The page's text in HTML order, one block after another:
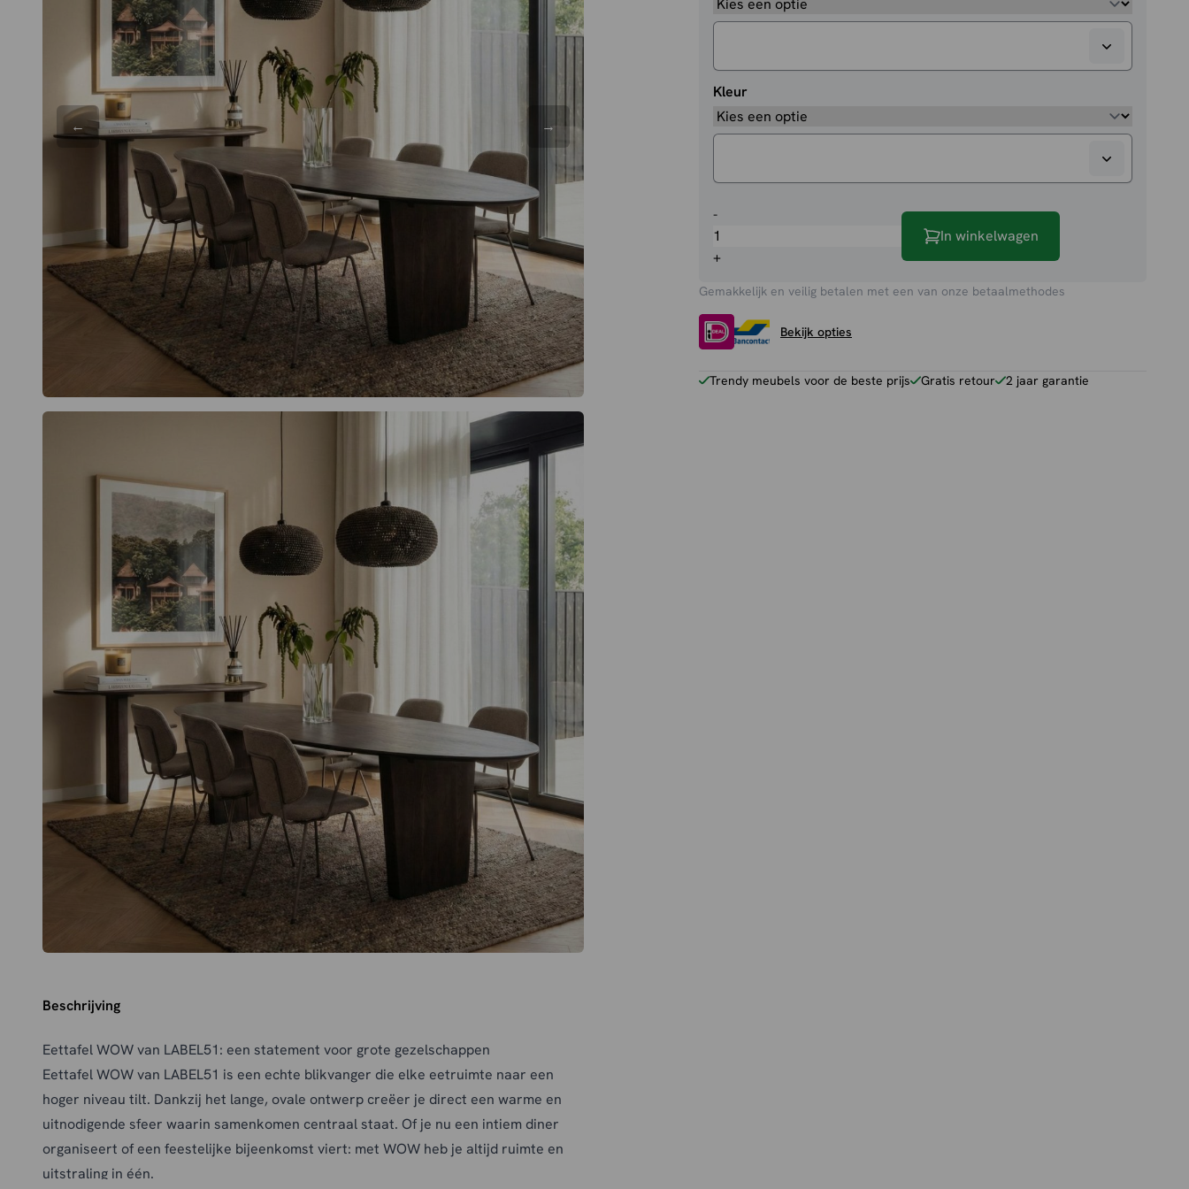
Kleur
-Eettafel
Wow
aantal
+
In winkelwagen
Gemakkelijk en veilig betalen met een van onze betaalmethodes
Bekijk opties
Trendy meubels voor de beste prijs Gratis retour 2 jaar garantie
Beschrijving
Eettafel WOW van LABEL51: een statement voor grote gezelschappen
Eettafel WOW van LABEL51 is een echte blikvanger die elke eetruimte naar een
hoger niveau tilt. Dankzij het lange, ovale ontwerp creëer je direct een warme en
uitnodigende sfeer waarin samenkomen centraal staat. Of je nu een intiem diner
organiseert of een feestelijke bijeenkomst viert: met WOW heb je altijd ruimte en
uitstraling in één.